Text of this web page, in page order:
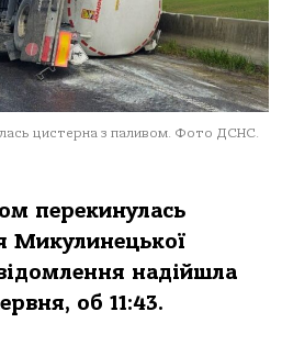
цистерна з паливом. Фото ДСНС.
перекинулась
Микулинецької
надійшла
об 11:43.